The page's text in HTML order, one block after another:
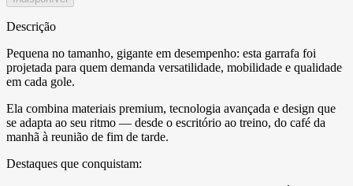
Descrição
Pequena no tamanho, gigante em desempenho: esta garrafa foi
projetada para quem demanda versatilidade, mobilidade e qualidade
em cada gole.
Ela combina materiais premium, tecnologia avançada e design que
se adapta ao seu ritmo — desde o escritório ao treino, do café da
manhã à reunião de fim de tarde.
Destaques que conquistam: